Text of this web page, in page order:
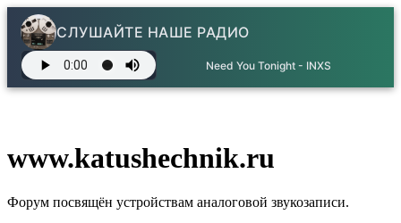
СЛУШАЙТЕ НАШЕ РАДИО
Need You Tonight - INXS
www.katushechnik.ru
Форум посвящён устройствам аналоговой звукозаписи.